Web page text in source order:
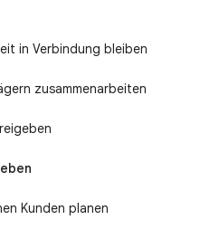
in Verbindung bleiben
zusammenarbeiten
Kunden planen